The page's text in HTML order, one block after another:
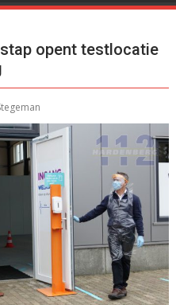
opent testlocatie